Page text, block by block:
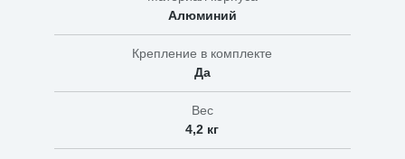
Алюминий
Крепление в комплекте
Да
Вес
4,2 кг